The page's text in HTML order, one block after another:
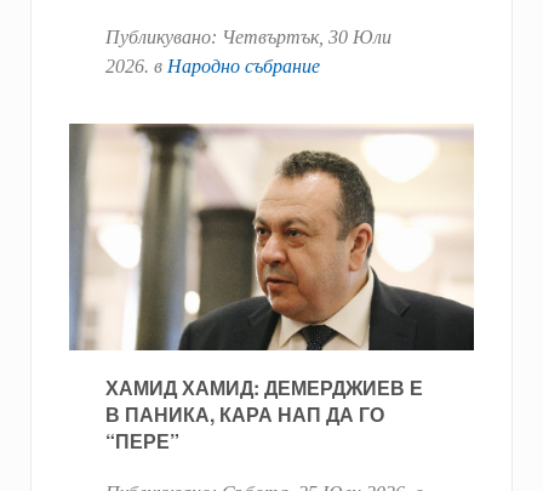
Публикувано: Четвъртък, 30 Юли
2026. в Народно събрание
ХАМИД ХАМИД: ДЕМЕРДЖИЕВ Е
В ПАНИКА, КАРА НАП ДА ГО
“ПЕРЕ”